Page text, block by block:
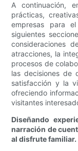
A continuación,
prácticas,
empresas para
siguientes
consideraciones
atracciones, la
procesos de
las decisiones de
satisfacción y la
ofreciendo
visitantes
Diseñando
narración de
al disfrute familiar.